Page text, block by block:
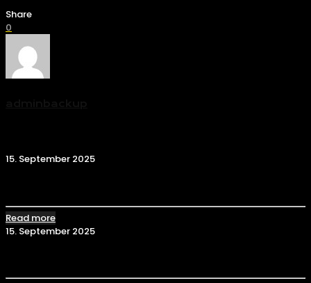
Share
0
15. September 2025
Read more
15. September 2025